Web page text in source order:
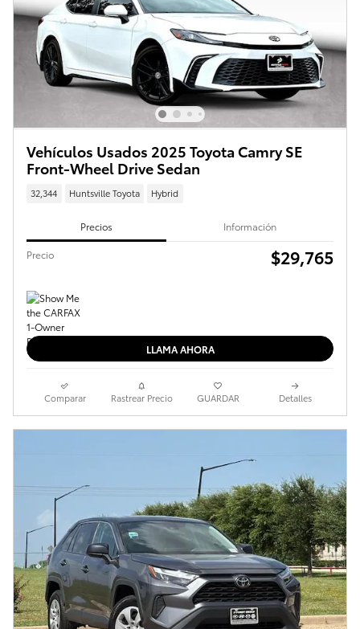
Vehículos Usados 2025 Toyota Camry SE
Front-Wheel Drive Sedan
32,344 Huntsville Toyota Hybrid
Precios Información
Precio $29,765
LLAMA AHORA
Comparar Rastrear Precio GUARDAR Detalles